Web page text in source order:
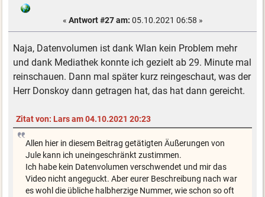
« Antwort #27 am: 05.10.2021 06:58 »
Naja, Datenvolumen ist dank Wlan kein Problem mehr
und dank Mediathek konnte ich gezielt ab 29. Minute mal
reinschauen. Dann mal später kurz reingeschaut, was der
Herr Donskoy dann getragen hat, das hat dann gereicht.
Zitat von: Lars am 04.10.2021 20:23
Allen hier in diesem Beitrag getätigten Äußerungen von
Jule kann ich uneingeschränkt zustimmen.
Ich habe kein Datenvolumen verschwendet und mir das
Video nicht angeguckt. Aber eurer Beschreibung nach war
es wohl die übliche halbherzige Nummer, wie schon so oft